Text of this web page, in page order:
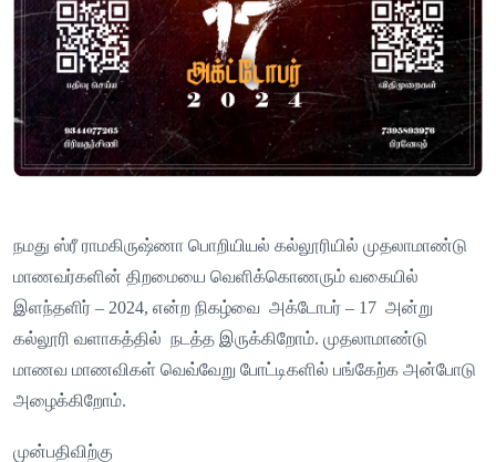
நமது ஸ்ரீ ராமகிருஷ்ணா பொறியியல் கல்லூரியில் முதலாமாண்டு
மாணவர்களின் திறமையை வெளிக்கொணரும் வகையில்
இளந்தளிர் – 2024, என்ற நிகழ்வை அக்டோபர் – 17 அன்று
கல்லூரி வளாகத்தில் நடத்த இருக்கிறோம். முதலாமாண்டு
மாணவ மாணவிகள் வெவ்வேறு போட்டிகளில் பங்கேற்க அன்போடு
அழைக்கிறோம்.
முன்பதிவிற்கு